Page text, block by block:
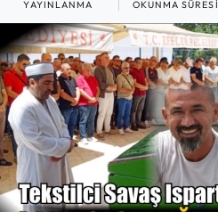
YAYINLANMA OKUNMA SÜRESI
SİYASET
SPOR
TARIM
TURİZM